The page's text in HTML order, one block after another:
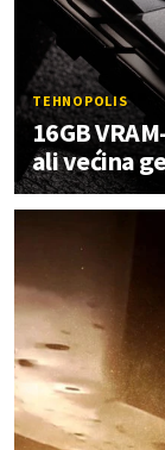
TEHNOPOLIS
16GB
ali većina